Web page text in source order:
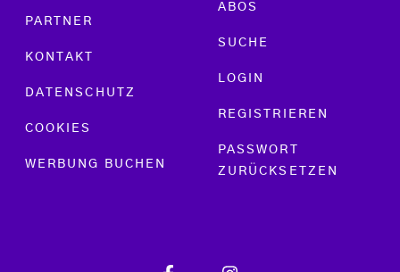
PARTNER
KONTAKT
DATENSCHUTZ
COOKIES
WERBUNG BUCHEN
ABOS
SUCHE
LOGIN
REGISTRIEREN
PASSWORT
ZURÜCKSETZEN